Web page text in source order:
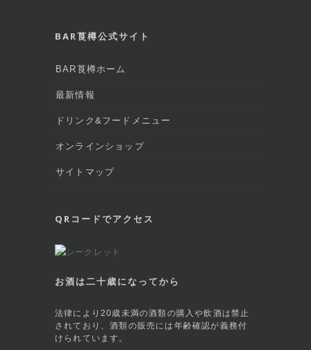
BAR莨樽公式サイト
BAR莨樽ホーム
最新情報
ドリンク&フードメニュー
オンラインショップ
サイトマップ
QRコードでアクセス
お酒は二十歳になってから
法律により20歳未満の酒類の購入や飲酒は禁止
されており、酒類の販売には年齢確認が義務付
けられています。